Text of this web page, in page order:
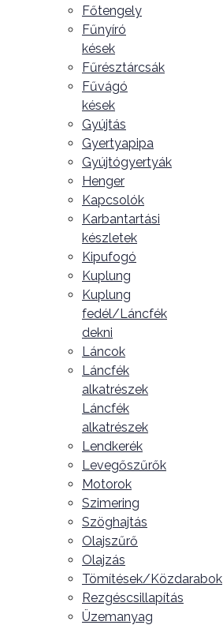
Főtengely
Fűnyíró
kések
Fűrésztárcsák
Fűvágó
kések
Gyújtás
Gyertyapipa
Gyújtógyertyák
Henger
Kapcsolók
Karbantartási
készletek
Kipufogó
Kuplung
Kuplung
fedél/Láncfék
dekni
Láncok
Láncfék
alkatrészek
Láncfék
alkatrészek
Lendkerék
Levegőszűrők
Motorok
Szimering
Szöghajtás
Olajszűrő
Olajzás
Tömítések/Közdarabok
Rezgéscsillapítás
Üzemanyag